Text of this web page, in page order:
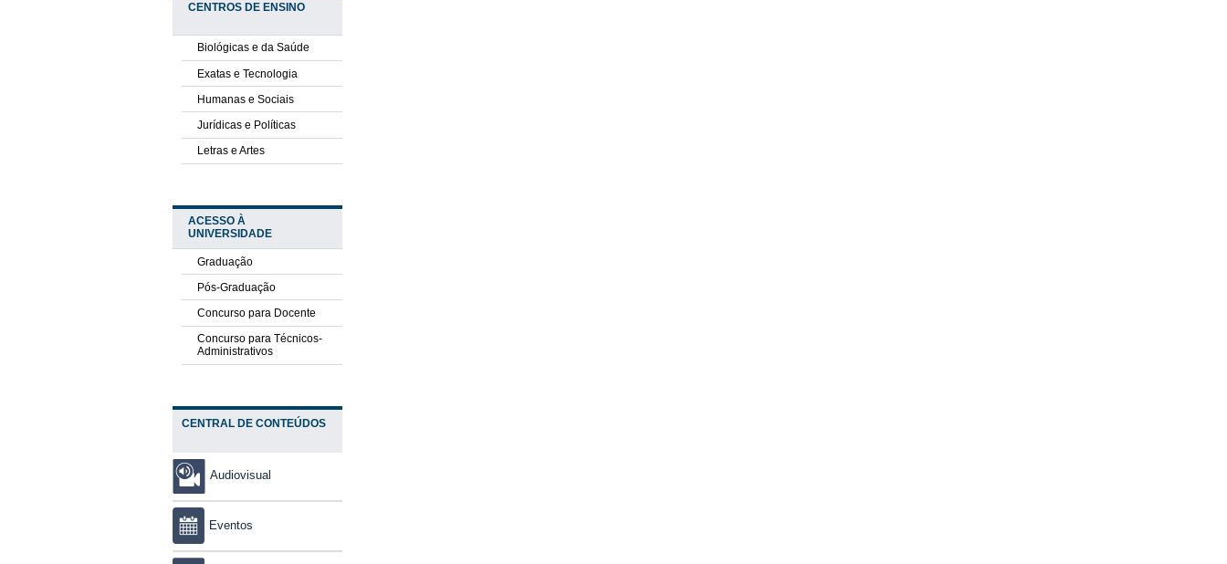
CENTROS DE ENSINO
Biológicas e da Saúde
Exatas e Tecnologia
Humanas e Sociais
Jurídicas e Políticas
Letras e Artes
ACESSO À
UNIVERSIDADE
Graduação
Pós-Graduação
Concurso para Docente
Concurso para Técnicos-
Administrativos
CENTRAL DE CONTEÚDOS
Audiovisual
Eventos